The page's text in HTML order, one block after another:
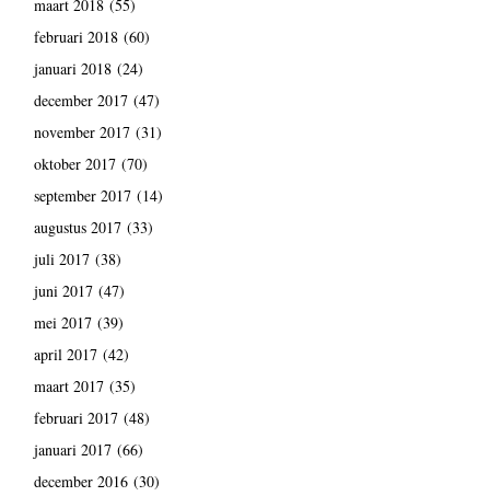
maart 2018(55)
februari 2018(60)
januari 2018(24)
december 2017(47)
november 2017(31)
oktober 2017(70)
september 2017(14)
augustus 2017(33)
juli 2017(38)
juni 2017(47)
mei 2017(39)
april 2017(42)
maart 2017(35)
februari 2017(48)
januari 2017(66)
december 2016(30)